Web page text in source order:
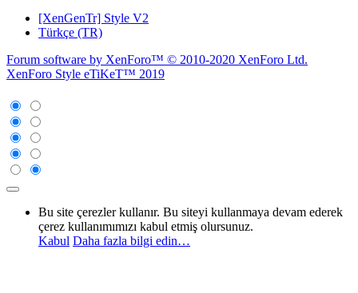
[XenGenTr] Style V2
Türkçe (TR)
Forum software by XenForo™ © 2010-2020 XenForo Ltd.
XenForo Style eTiKeT™ 2019
Bu site çerezler kullanır. Bu siteyi kullanmaya devam ederek
çerez kullanımımızı kabul etmiş olursunuz.
Kabul Daha fazla bilgi edin…